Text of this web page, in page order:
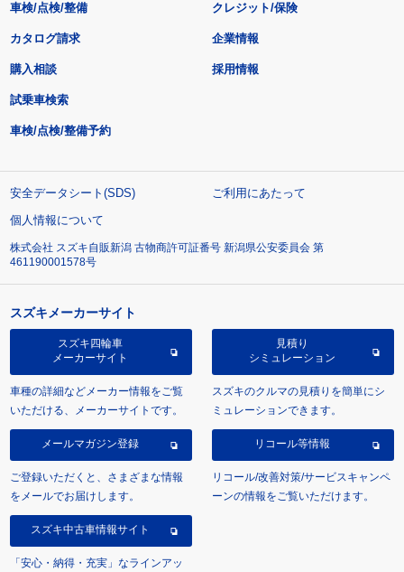
車検/点検/整備 クレジット/保険
カタログ請求
購入相談
試乗車検索
車検/点検/整備予約
企業情報
採用情報
安全データシート(SDS)
ご利用にあたって
個人情報について
株式会社 スズキ自販新潟 古物商許可証番号 新潟県公安委員会 第
461190001578号
スズキメーカーサイト
スズキ四輪車
メーカーサイト
車種の詳細などメーカー情報をご覧
いただける、メーカーサイトです。
見積り
シミュレーション
スズキのクルマの見積りを簡単にシ
ミュレーションできます。
メールマガジン登録
ご登録いただくと、さまざまな情報
をメールでお届けします。
リコール等情報
リコール/改善対策/サービスキャンペ
ーンの情報をご覧いただけます。
スズキ中古車情報サイト
「安心・納得・充実」なラインアッ